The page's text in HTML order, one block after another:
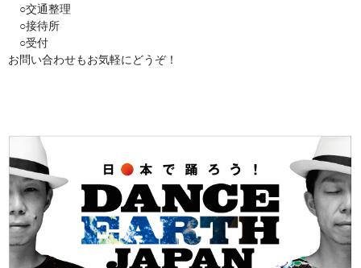
○交通整理
○接待所
○受付
お問い合わせもお気軽にどうぞ！